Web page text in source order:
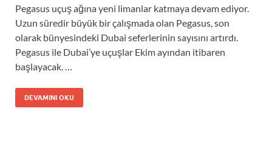
Pegasus uçuş ağına yeni limanlar katmaya devam ediyor.
Uzun süredir büyük bir çalışmada olan Pegasus, son
olarak bünyesindeki Dubai seferlerinin sayısını artırdı.
Pegasus ile Dubai’ye uçuşlar Ekim ayından itibaren
başlayacak. …
DEVAMINI OKU